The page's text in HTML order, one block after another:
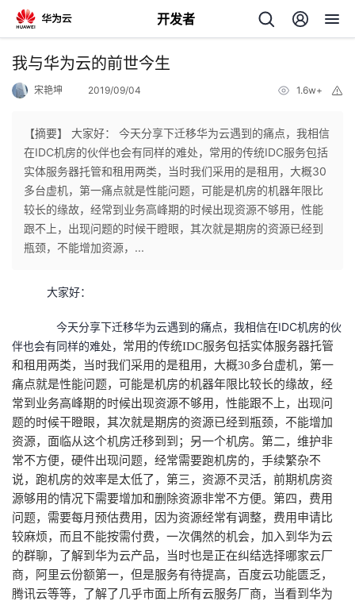
开发者
返
个
人
我
发
者
我
的
博
客
我
的
论
坛
我
的
圈
我
的
我
我与华为云的前世今生
宋艳坤 2019/09/04 1.6w+
【摘要】 大家好： 今天分享下迁移华为云遇到的痛点，我相信
在IDC机房的伙伴也会有同样的难处，常用的传统IDC服务包括
实体服务器托管和租用两类，当时我们采用的是租用，大概30
多台虚机，第一痛点就是性能问题，可能是机房的机器年限比
较长的缘故，经常到业务高峰期的时候出现资源不够用，性能
跟不上，出现问题的时候干瞪眼，其次就是期房的资源已经到
瓶颈，不能增加资源，...
大家好：
今天分享下迁移华为云遇到的痛点，我相信在IDC机房的伙
伴也会有同样的难处， 常用的传统IDC服务包括实体服务器托管
和租用两类，当时我们采用的是租用，大概30多台虚机，第一
痛点就是性能问题，可能是机房的机器年限比较长的缘故，经
常到业务高峰期的时候出现资源不够用，性能跟不上，出现问
题的时候干瞪眼，其次就是期房的资源已经到瓶颈，不能增加
资源，面临从这个机房迁移到到；另一个机房。第二，维护非
常不方便，硬件出现问题，经常需要跑机房的，手续繁杂不
说，跑机房的效率是太低了，第三，资源不灵活，前期机房资
源够用的情况下需要增加和删除资源非常不方便。第四，费用
问题，需要每月预估费用，因为资源经常有调整，费用申请比
较麻烦，而且不能按需付费，一次偶然的机会，加入到华为云
的群聊，了解到华为云产品，当时也是正在纠结选择哪家云厂
商，阿里云份额第一，但是服务有待提高，百度云功能匮乏，
腾讯云等等，了解了几乎市面上所有云服务厂商，当看到华为